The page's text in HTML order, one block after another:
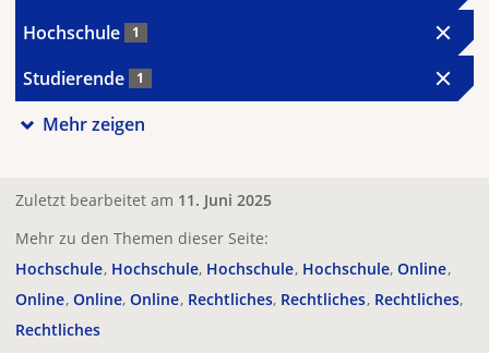
Hochschule 1
Studierende 1
Mehr zeigen
Zuletzt bearbeitet am 11. Juni 2025
Mehr zu den Themen dieser Seite:
Hochschule Hochschule Hochschule Hochschule Online
Online Online Online Rechtliches Rechtliches Rechtliches
Rechtliches